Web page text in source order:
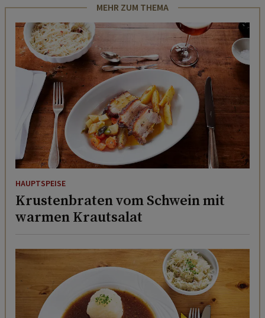
MEHR ZUM THEMA
HAUPTSPEISE
Krustenbraten vom Schwein mit
warmen Krautsalat